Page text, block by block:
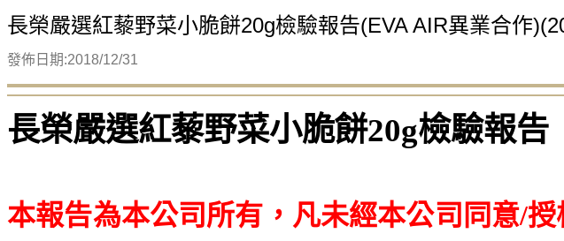
長榮嚴選紅藜野菜小脆餅20g檢驗報告(EVA AIR異業合作
發佈日期:2018/12/31
長榮嚴選紅藜野菜小脆餅20g檢驗報告
本報告為本公司所有，凡未經本公司同意/